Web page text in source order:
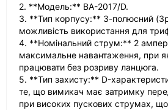
2. **Модель:** ВА-2017/D.
3. **Тип корпусу:** 3-полюсний
можливість використання для
4. **Номінальний струм:** 2
максимальне навантаження, при
працювати без розриву ланцюга.
5. **Тип захисту:** D-
те, що вимикач має затримку
при високих пускових струмах,